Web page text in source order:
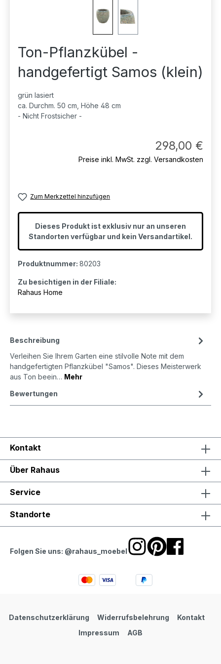
Ton-Pflanzkübel -
handgefertigt Samos (klein)
grün lasiert
ca. Durchm. 50 cm, Höhe 48 cm
- Nicht Frostsicher -
298,00 €
Preise inkl. MwSt. zzgl. Versandkosten
Zum Merkzettel hinzufügen
Dieses Produkt ist exklusiv nur an unseren
Standorten verfügbar und kein Versandartikel.
Produktnummer: 80203
Zu besichtigen in der Filiale:
Rahaus Home
Beschreibung
Verleihen Sie Ihrem Garten eine stilvolle Note mit dem
handgefertigten Pflanzkübel "Samos". Dieses Meisterwerk
aus Ton beein… Mehr
Bewertungen
Kontakt
Über Rahaus
Service
Standorte
Folgen Sie uns: @rahaus_moebel
Datenschutzerklärung Widerrufsbelehrung
Kontakt
Impressum
AGB